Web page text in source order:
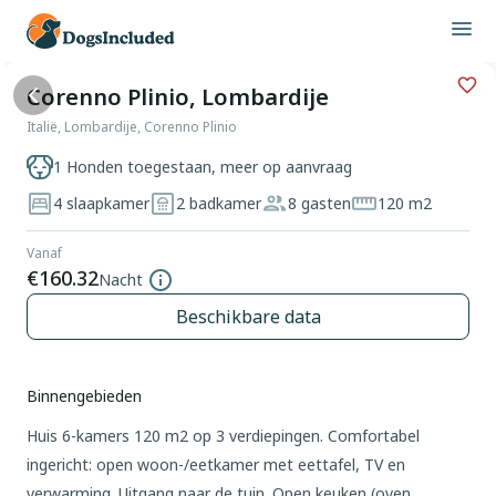
Corenno Plinio, Lombardije
Italië, Lombardije, Corenno Plinio
1 Honden toegestaan, meer op aanvraag
4 slaapkamer
2 badkamer 8 gasten 120 m2
Vanaf
€160.32Nacht
Beschikbare data
Binnengebieden
Huis 6-kamers 120 m2 op 3 verdiepingen. Comfortabel
ingericht: open woon-/eetkamer met eettafel, TV en